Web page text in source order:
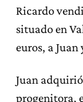
Ricardo
situado en
euros, a Juan
Juan
progenitora,